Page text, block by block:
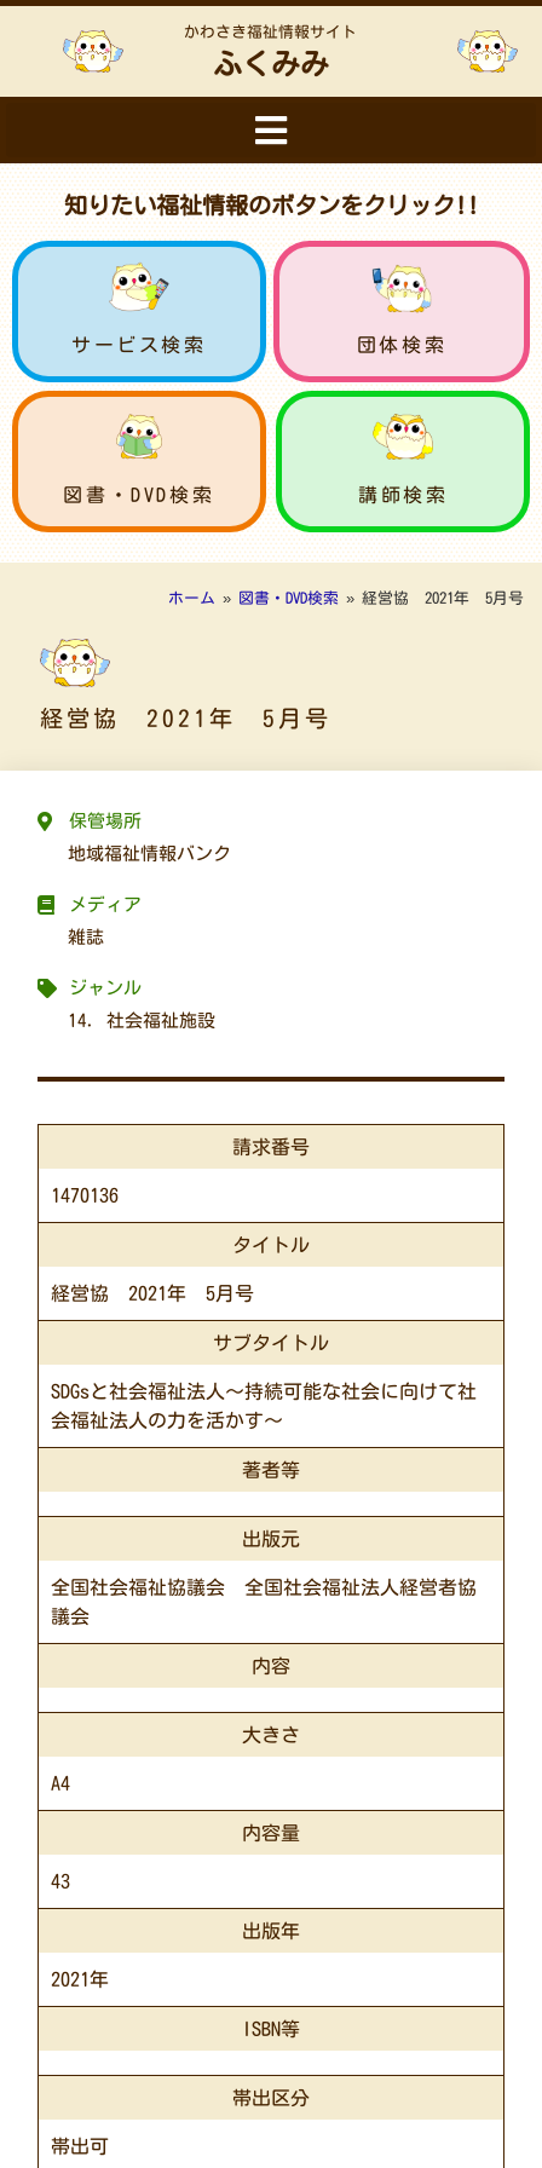
かわさき福祉情報サイト
ふくみみ
知りたい福祉情報のボタンをクリック!!
サービス検索 団体検索
図書・DVD検索 講師検索
ホーム » 図書・DVD検索 » 経営協 2021年 5月号
経営協 2021年 5月号
保管場所
地域福祉情報バンク
メディア
雑誌
ジャンル
14. 社会福祉施設
請求番号
1470136
タイトル
経営協 2021年 5月号
サブタイトル
SDGsと社会福祉法人～持続可能な社会に向けて社
会福祉法人の力を活かす～
著者等
出版元
全国社会福祉協議会 全国社会福祉法人経営者協
議会
内容
大きさ
A4
内容量
43
出版年
2021年
ISBN等
帯出区分
帯出可